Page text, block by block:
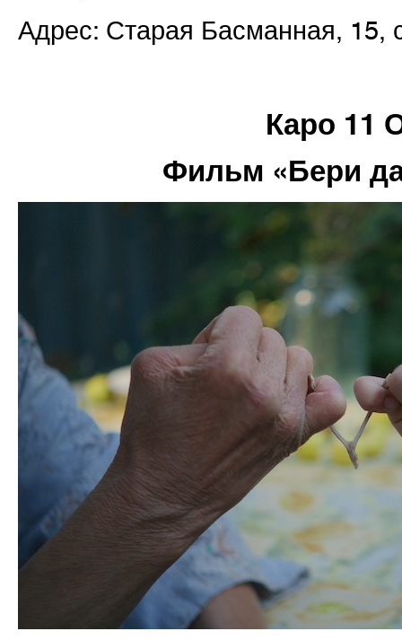
Адрес: Старая Басманная, 15,
Каро 11
Фильм «Бери